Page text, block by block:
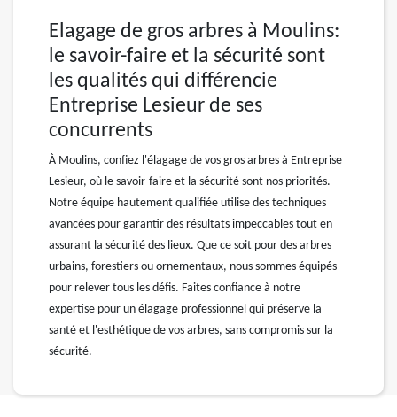
Elagage de gros arbres à Moulins:
le savoir-faire et la sécurité sont
les qualités qui différencie
Entreprise Lesieur de ses
concurrents
À Moulins, confiez l'élagage de vos gros arbres à Entreprise
Lesieur, où le savoir-faire et la sécurité sont nos priorités.
Notre équipe hautement qualifiée utilise des techniques
avancées pour garantir des résultats impeccables tout en
assurant la sécurité des lieux. Que ce soit pour des arbres
urbains, forestiers ou ornementaux, nous sommes équipés
pour relever tous les défis. Faites confiance à notre
expertise pour un élagage professionnel qui préserve la
santé et l'esthétique de vos arbres, sans compromis sur la
sécurité.